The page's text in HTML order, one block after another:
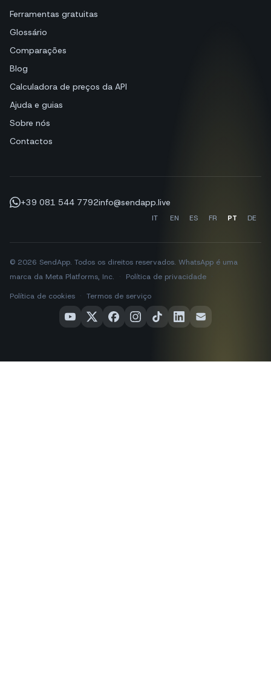
Ferramentas gratuitas
Glossário
Comparações
Blog
Calculadora de preços da API
Ajuda e guias
Sobre nós
Contactos
+39 081 544 7792info@sendapp.live
IT EN ES FR PT DE
© 2026 SendApp. Todos os direitos reservados. WhatsApp é uma
marca da Meta Platforms, Inc.
· Política de privacidade ·
Política de cookies · Termos de serviço